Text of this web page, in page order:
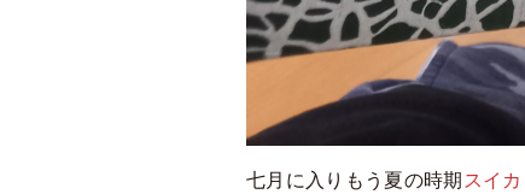
七月に入りもう夏の時期 スイカ